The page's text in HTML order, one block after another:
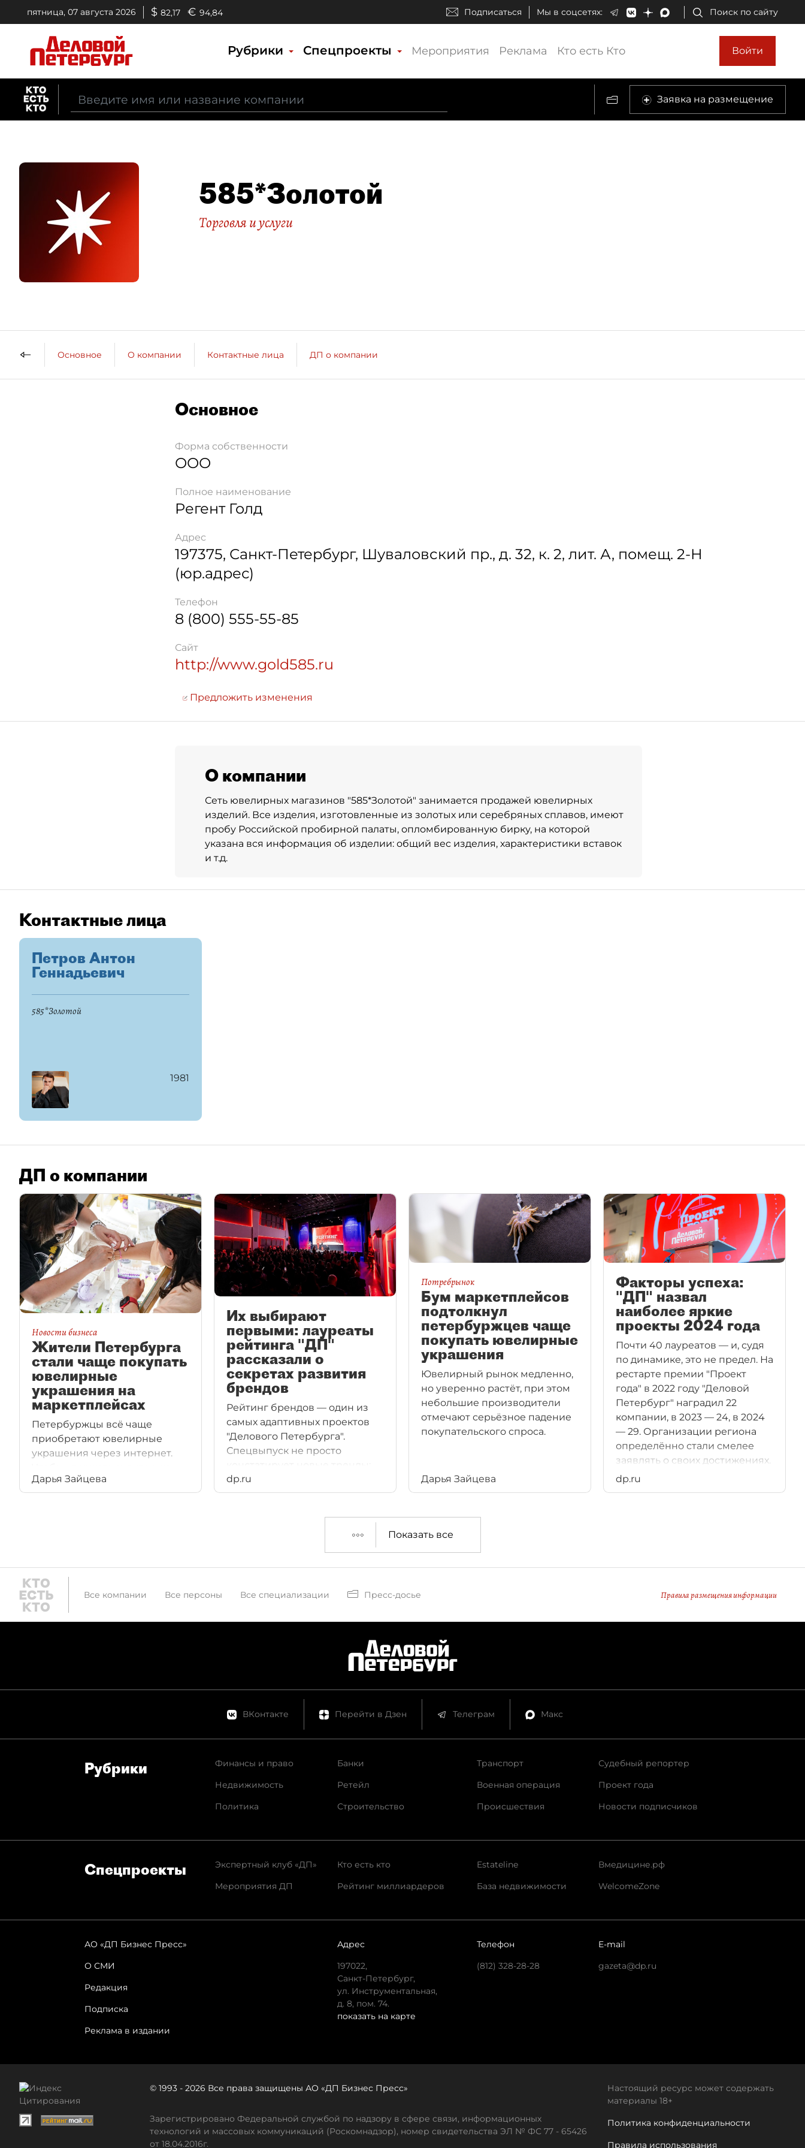
пятница, 07 августа 2026 $ 82,17 € 94,84 Подписаться Мы в соцсетях: Поиск по сайту
Рубрики Спецпроекты Мероприятия Реклама Кто есть Кто Войти
Заявка на размещение
585*Золотой
Торговля и услуги
Основное О компании Контактные лица ДП о компании
Основное
Форма собственности
ООО
Полное наименование
Регент Голд
Адрес
197375, Санкт-Петербург, Шуваловский пр., д. 32, к. 2, лит. А, помещ. 2-Н
(юр.адрес)
Телефон
8 (800) 555-55-85
Сайт
http://www.gold585.ru
Предложить изменения
О компании
Сеть ювелирных магазинов "585*Золотой" занимается продажей ювелирных
изделий. Все изделия, изготовленные из золотых или серебряных сплавов, имеют
пробу Российской пробирной палаты, опломбированную бирку, на которой
указана вся информация об изделии: общий вес изделия, характеристики вставок
и т.д.
Контактные лица
Петров Антон
Геннадьевич
585*Золотой
1981
ДП о компании
Новости бизнеса
Жители Петербурга
стали чаще покупать
ювелирные
украшения на
маркетплейсах
Петербуржцы всё чаще
приобретают ювелирные
украшения через интернет.
сети изобретают
оригинальные концепции
Дарья Зайцева
Их выбирают
первыми: лауреаты
рейтинга "ДП"
рассказали о
секретах развития
брендов
Рейтинг брендов — один из
самых адаптивных проектов
"Делового Петербурга".
Спецвыпуск не просто
они находят отражение в
меняющемся списке
бизнеса. Здесь всегда много
победителей и ярких кейсов. А
ещё хитростей по
в продвижении — от тех, кто
результат и награды "ДП".
dp.ru
Потребрынок
Бум маркетплейсов
подтолкнул
петербуржцев чаще
покупать ювелирные
украшения
Ювелирный рынок медленно,
но уверенно растёт, при этом
небольшие производители
отмечают серьёзное падение
покупательского спроса.
Дарья Зайцева
Факторы успеха:
"ДП" назвал
наиболее яркие
проекты 2024 года
Почти 40 лауреатов — и, судя
по динамике, это не предел. На
рестарте премии "Проект
года" в 2022 году "Деловой
Петербург" наградил 22
компании, в 2023 — 24, в 2024
— 29. Организации региона
определённо стали смелее
заявлять о своих достижениях.
В фокусе внимания всё
dp.ru
Показать все
Все компании Все персоны Все специализации Пресс-досье Правила размещения информации
ВКонтакте Перейти в Дзен Телеграм Макс
Рубрики
Финансы и право
Недвижимость
Политика
Банки
Ретейл
Строительство
Транспорт
Военная операция
Происшествия
Судебный репортер
Проект года
Новости подписчиков
Спец­проекты
Экспертный клуб «ДП»
Мероприятия ДП
Кто есть кто
Рейтинг миллиардеров
Estateline
База недвижимости
Вмедицине.рф
WelcomeZone
АО «ДП Бизнес Пресс»
О СМИ
Редакция
Подписка
Реклама в издании
Адрес
197022,
Санкт-Петербург,
ул. Инструментальная,
д. 8, пом. 74.
показать на карте
Телефон
(812) 328-28-28
E-mail
gazeta@dp.ru
© 1993 - 2026 Все права защищены АО «ДП Бизнес Пресс»
Зарегистрировано Федеральной службой по надзору в сфере связи, информационных
технологий и массовых коммуникаций (Роскомнадзор), номер свидетельства ЭЛ № ФС 77 - 65426
от 18.04.2016г.
Настоящий ресурс может содержать
материалы 18+
Политика конфиденциальности
Правила использования